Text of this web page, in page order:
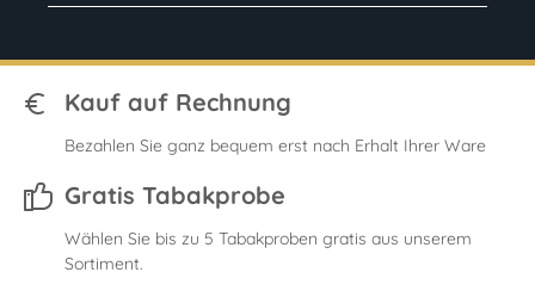
Kauf auf Rechnung
Bezahlen Sie ganz bequem erst nach Erhalt Ihrer Ware
Gratis Tabakprobe
Wählen Sie bis zu 5 Tabakproben gratis aus unserem
Sortiment.